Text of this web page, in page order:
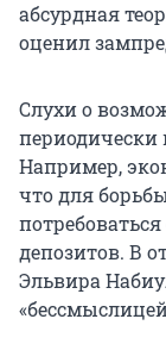
абсурдная
оценил
Слухи о
Например,
что для
депозитов. В
Эльвира